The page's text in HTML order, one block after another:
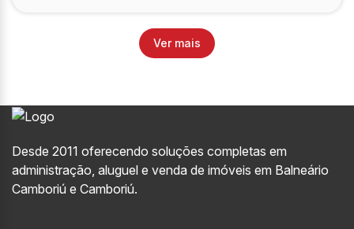
Desde 2011 oferecendo soluções completas em
administração, aluguel e venda de imóveis em Balneário
Camboriú e Camboriú.